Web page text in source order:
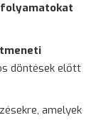
döntések előtt
amelyek